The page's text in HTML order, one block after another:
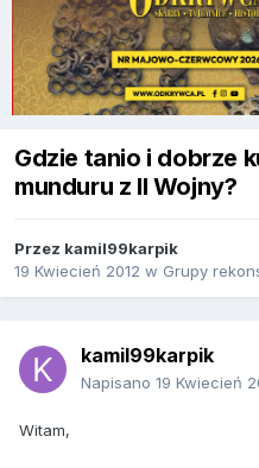
Gdzie tanio i dobrze
munduru z II Wojny?
Przez kamil99karpik
19 Kwiecień 2012 w Grupy
kamil99karpik
Napisano 19 Kwiecień
Witam,